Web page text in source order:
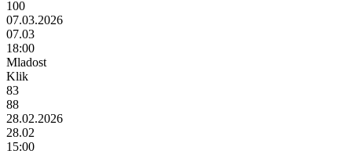
100
07.03.2026
07.03
18:00
Mladost
Klik
83
88
28.02.2026
28.02
15:00